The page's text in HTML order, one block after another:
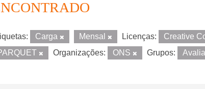
Carga Mensal Licenças: Creative
Organizações: ONS Grupos: